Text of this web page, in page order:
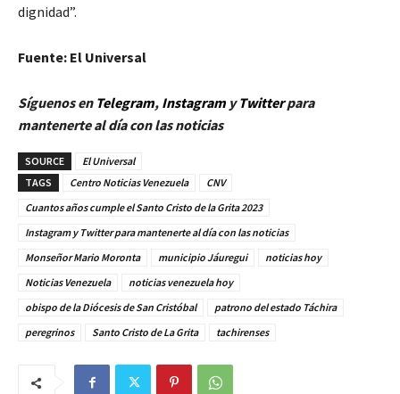
dignidad”.
Fuente: El Universal
Síguenos en Telegram, InstagramyTwitterpara
mantenerte al día con las noticias
SOURCE
El Universal
TAGS
Centro Noticias Venezuela
CNV
Cuantos años cumple el Santo Cristo de la Grita 2023
Instagram y Twitter para mantenerte al día con las noticias
Monseñor Mario Moronta
municipio Jáuregui
noticias hoy
Noticias Venezuela
noticias venezuela hoy
obispo de la Diócesis de San Cristóbal
patrono del estado Táchira
peregrinos
Santo Cristo de La Grita tachirenses